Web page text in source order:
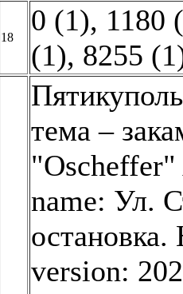
18
0 (1), 1180
(1), 8255
тема –
name: Ул.
version: